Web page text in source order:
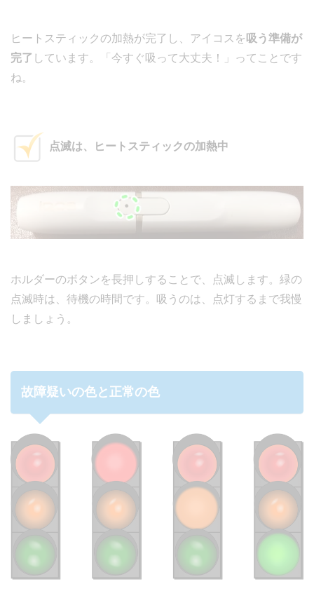
ヒートスティックの加熱が完了し、アイコスを 吸う準備が
完了 しています。「今すぐ吸って大丈夫！」ってことです
ね。
点滅は、ヒートスティックの加熱中
ホルダーのボタンを長押しすることで、点滅します。緑の
点滅時は、待機の時間です。吸うのは、点灯するまで我慢
しましょう。
故障疑いの色と正常の色